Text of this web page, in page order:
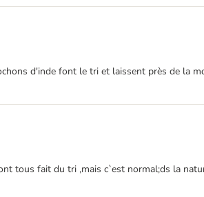
d'inde font le tri et laissent près de la
tous fait du tri ,mais c`est normal;ds la